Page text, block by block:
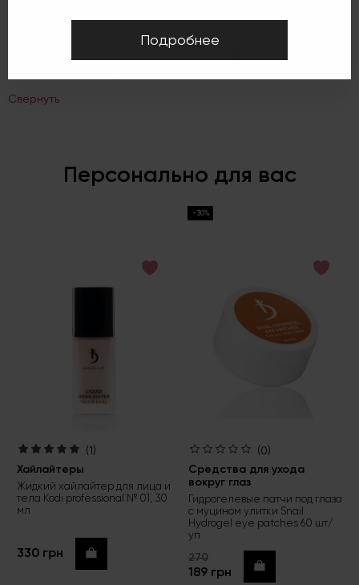
Доступные размеры: XL.
*Максимальная скидка на данный товар - 30% (при
Свернуть
Персонально для вас
(1)
Хайлайтеры
Жидкий хайлайтер для лица и
тела Kodi professional № 01, 30
мл
330 грн Купить
-30%
(0)
Средства для ухода
вокруг глаз
Гидрогелевые патчи под глаза
с муцином улитки Snail
Hydrogel eye patches 60 шт/
уп
270
189 грн Купить
Подробнее